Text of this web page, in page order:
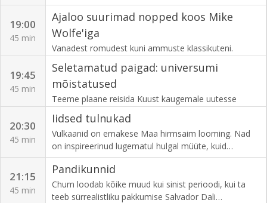
pärusmaaks. Ent kas kinnisidee luua tehisinimesi
näitab tegelikult teed inimkonna tuleviku või hoopis
mineviku suunas?
19:00
45 min
Ajaloo suurimad nopped koos Mike
Wolfe'iga
Vanadest romudest kuni ammuste klassikuteni.
Vaatleme unustusehõlma vajunud haruldasi autosid,
millega tehti tõeliselt suuri tehinguid.
19:45
45 min
Seletamatud paigad: universumi
mõistatused
Teeme plaane reisida Kuust kaugemale uutesse
maailmadesse, ent kuidas valmistume me selleks, et
saada inimestest maavälisteks olenditeks? Kuidas me
sellel reisil tundmatusse ellu jääme? Ja mida me
teeme, kui saame ühenduse intelligentse eluga?
20:30
45 min
Iidsed tulnukad
Vulkaanid on emakese Maa hirmsaim looming. Nad
on inspireerinud lugematul hulgal müüte, kuid
kummalisel kombel on nad ka peamised UFO-de
vaatluspaigad. Kas on võimalik, et need geoloogilised
moodustised meelitavad ligi maaväliseid külalisi?
21:15
45 min
Pandikunnid
Chum loodab kõike muud kui sinist perioodi, kui ta
teeb sürrealistliku pakkumise Salvador Dali